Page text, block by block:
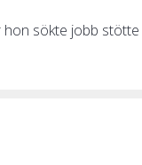
hon sökte jobb stötte